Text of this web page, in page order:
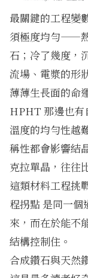
最關鍵的工程變
須極度均勻——
石；冷了幾度，
流場、電漿的形
薄薄生長面的命
HPHT 那邊也有
溫度的均勻性越
稱性都會影響結
克拉單晶，往往
這類材料工程挑
程拐點 是同一個
來，而在於能不
結構控制住。
合成鑽石與天然